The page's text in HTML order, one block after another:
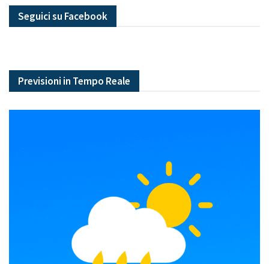
Seguici su Facebook
Previsioni in Tempo Reale